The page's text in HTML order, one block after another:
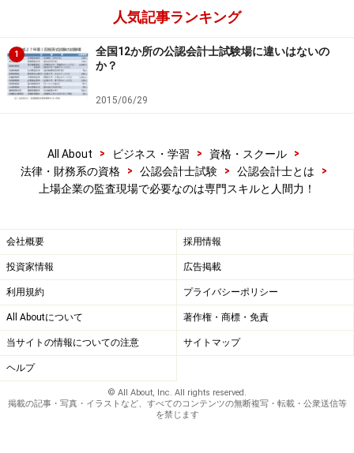
企業が決算書の原稿を作成してから公表するまでの期間
はとても短いです。1週間からせいぜい1ヵ月です。この
期間内に監査手続を効率的に実施していくのです。
まさに時間との戦いです。
人気記事ランキング
1
全国12か所の公認会計士試験場に違いはないの
か？
2015/06/29
All About > ビジネス・学習 > 資格・スクール
>
法律・財務系の資格
> 公認会計士試験 > 公認会計士とは
>
上場企業の監査現場で必要なのは専門スキルと人間力！
会社概要 採用情報
投資家情報 広告掲載
利用規約 プライバシーポリシー
All Aboutについて 著作権・商標・免責
当サイトの情報についての注意 サイトマップ
ヘルプ
© All About, Inc. All rights reserved.
掲載の記事・写真・イラストなど、すべてのコンテンツの無断複写・転載・公衆送信等
を禁じます